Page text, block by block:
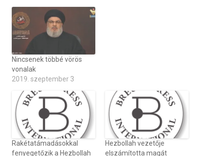
Nincsenek többé vörös
vonalak
2019. szeptember 3
Rakétatámadásokkal
fenyegetőzik a Hezbollah
Hezbollah vezetője
elszámította magát